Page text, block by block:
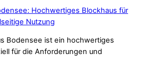
Hochwertiges Blockhaus für
Nutzung
Bodensee ist ein hochwertiges
für die Anforderungen und